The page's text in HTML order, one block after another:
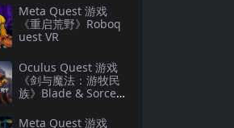
Meta Quest 游戏
《重启荒野》Roboq
uest VR
Oculus Quest 游戏
《剑与魔法：游牧民
族》Blade & Sorcer
Meta Quest 游戏